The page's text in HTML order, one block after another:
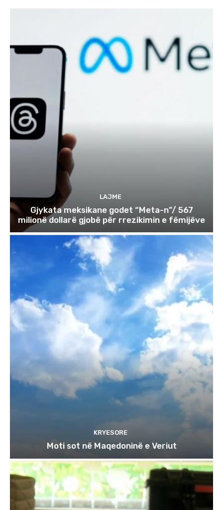
LAJME
Gjykata meksikane godet “Meta-n”/ 567
milionë dollarë gjobë për rrezikimin e fëmijëve
KRYESORE
Moti sot në Maqedoninë e Veriut